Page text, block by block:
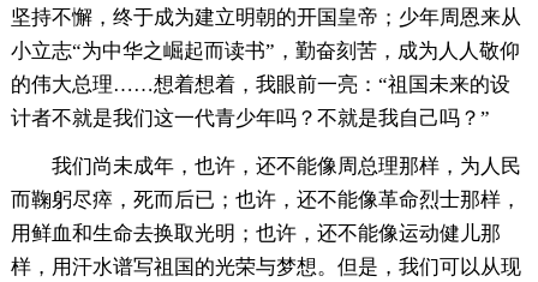
坚持不懈，终于成为建立明朝的开国皇帝；少年周恩来从
小立志“为中华之崛起而读书”，勤奋刻苦，成为人人敬仰
的伟大总理……想着想着，我眼前一亮：“祖国未来的设
计者不就是我们这一代青少年吗？不就是我自己吗？”
我们尚未成年，也许，还不能像周总理那样，为人民
而鞠躬尽瘁，死而后已；也许，还不能像革命烈士那样，
用鲜血和生命去换取光明；也许，还不能像运动健儿那
样，用汗水谱写祖国的光荣与梦想。但是，我们可以从现